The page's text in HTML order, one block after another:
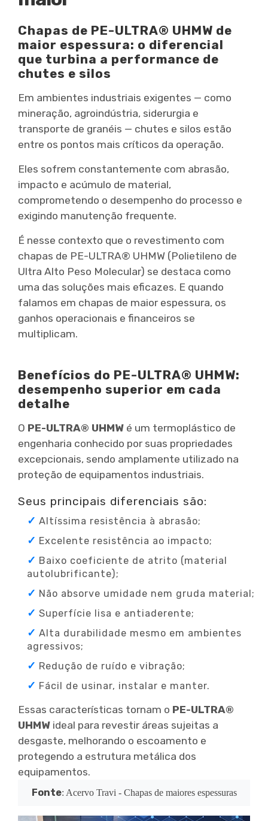
Chapas de PE-ULTRA® UHMW de
maior espessura: o diferencial
que turbina a performance de
chutes e silos
Em ambientes industriais exigentes — como
mineração, agroindústria, siderurgia e
transporte de granéis — chutes e silos estão
entre os pontos mais críticos da operação.
Eles sofrem constantemente com abrasão,
impacto e acúmulo de material,
comprometendo o desempenho do processo e
exigindo manutenção frequente.
É nesse contexto que o revestimento com
chapas de PE-ULTRA® UHMW (Polietileno de
Ultra Alto Peso Molecular) se destaca como
uma das soluções mais eficazes. E quando
falamos em chapas de maior espessura, os
ganhos operacionais e financeiros se
multiplicam.
Benefícios do PE-ULTRA® UHMW:
desempenho superior em cada
detalhe
O PE-ULTRA® UHMW é um termoplástico de
engenharia conhecido por suas propriedades
excepcionais, sendo amplamente utilizado na
proteção de equipamentos industriais.
Seus principais diferenciais são:
Altíssima resistência à abrasão;
Excelente resistência ao impacto;
Baixo coeficiente de atrito (material
autolubrificante);
Não absorve umidade nem gruda material;
Superfície lisa e antiaderente;
Alta durabilidade mesmo em ambientes
agressivos;
Redução de ruído e vibração;
Fácil de usinar, instalar e manter.
Essas características tornam o PE-ULTRA®
UHMW ideal para revestir áreas sujeitas a
desgaste, melhorando o escoamento e
protegendo a estrutura metálica dos
equipamentos.
Fonte: Acervo Travi - Chapas de maiores espessuras